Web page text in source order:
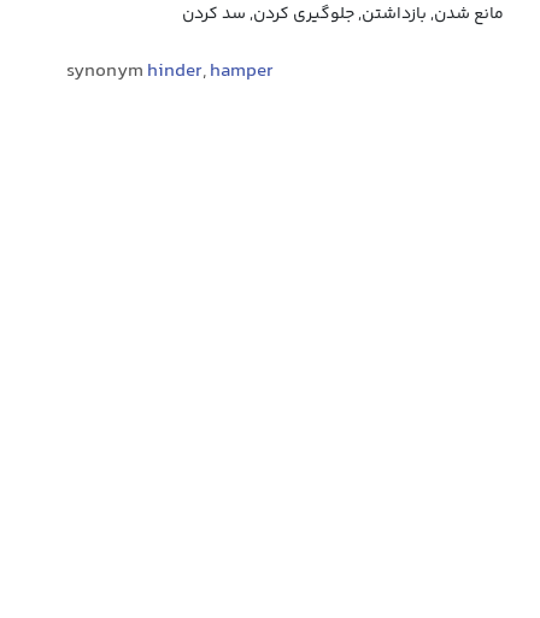
مانع شدن, بازداشتن, جلوگیری کردن, سد کردن
synonym hinder,hamper